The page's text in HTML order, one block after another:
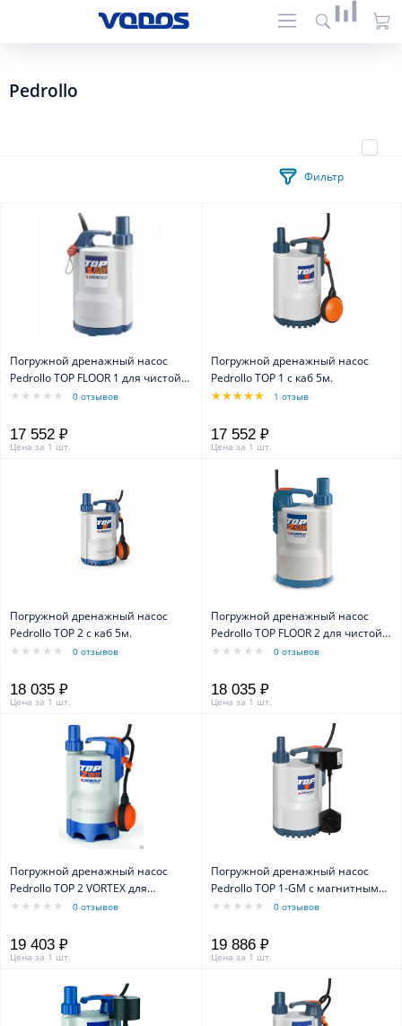
Pedrollo
Фильтр
Погружной дренажный насос
Pedrollo TOP FLOOR 1 для чистой
воды каб.5м0 отзывов
17 552 ₽
Цена за 1 шт.
Погружной дренажный насос
Pedrollo TOP 1 с каб 5м.
1 отзыв
17 552 ₽
Цена за 1 шт.
Погружной дренажный насос
Pedrollo TOP 2 с каб 5м.
0 отзывов
18 035 ₽
Цена за 1 шт.
Погружной дренажный насос
Pedrollo TOP FLOOR 2 для чистой
воды каб.5м0 отзывов
18 035 ₽
Цена за 1 шт.
Погружной дренажный насос
Pedrollo TOP 2 VORTEX для
грязной воды каб. 5м
0 отзывов
19 403 ₽
Цена за 1 шт.
Погружной дренажный насос
Pedrollo TOP 1-GM с магнитным
поплавком каб.5м
0 отзывов
19 886 ₽
Цена за 1 шт.